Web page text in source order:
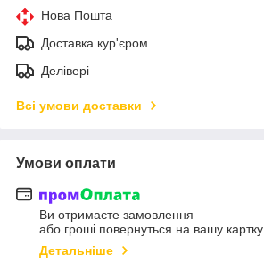
Нова Пошта
Доставка кур'єром
Делівері
Всі умови доставки
Умови оплати
Ви отримаєте замовлення
або гроші повернуться на вашу картку
Детальніше